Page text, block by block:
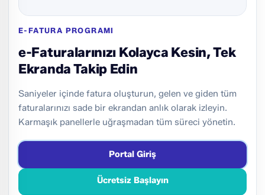
E-FATURA PROGRAMI
e-Faturalarınızı Kolayca Kesin, Tek
Ekranda Takip Edin
Saniyeler içinde fatura oluşturun, gelen ve giden tüm
faturalarınızı sade bir ekrandan anlık olarak izleyin.
Karmaşık panellerle uğraşmadan tüm süreci yönetin.
Portal Giriş
Ücretsiz Başlayın